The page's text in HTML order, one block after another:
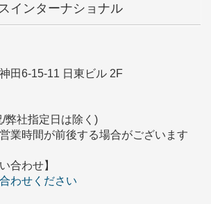
インターナショナル
田6-15-11 日東ビル 2F
弊社指定日は除く)
業時間が前後する場合がございます
合わせ】
わせください